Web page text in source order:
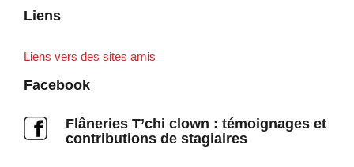
Liens
Liens vers des sites amis
Facebook
Flâneries T’chi clown : témoignages et
contributions de stagiaires